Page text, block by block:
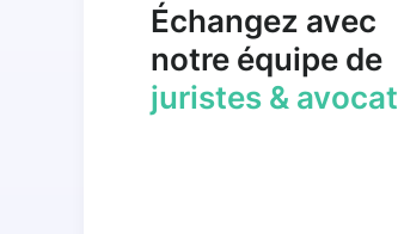
Échangez avec
notre équipe de
juristes &